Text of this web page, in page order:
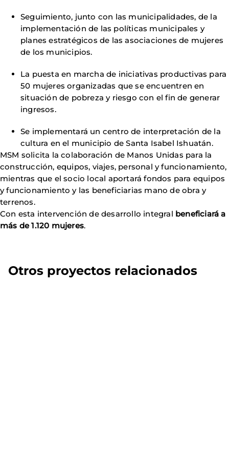
Seguimiento, junto con las municipalidades, de la
implementación de las políticas municipales y
planes estratégicos de las asociaciones de mujeres
de los municipios.
La puesta en marcha de iniciativas productivas para
50 mujeres organizadas que se encuentren en
situación de pobreza y riesgo con el fin de generar
ingresos.
Se implementará un centro de interpretación de la
cultura en el municipio de Santa Isabel Ishuatán.
MSM solicita la colaboración de Manos Unidas para la
construcción, equipos, viajes, personal y funcionamiento,
mientras que el socio local aportará fondos para equipos
y funcionamiento y las beneficiarias mano de obra y
terrenos.
Con esta intervención de desarrollo integral beneficiará a
más de 1.120 mujeres.
Otros proyectos relacionados